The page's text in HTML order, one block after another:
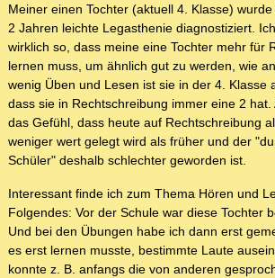
Meiner einen Tochter (aktuell 4. Klasse)
2 Jahren leichte Legasthenie diagnostiziert.
wirklich so, dass meine eine Tochter mehr für
lernen muss, um ähnlich gut zu werden, wie
wenig Üben und Lesen ist sie in der 4. Klasse
dass sie in Rechtschreibung immer eine 2 hat.
das Gefühl, dass heute auf Rechtschreibung
weniger wert gelegt wird als früher und der
Schüler" deshalb schlechter geworden ist.
Interessant finde ich zum Thema Hören und
Folgendes: Vor der Schule war diese Tochter
Und bei den Übungen habe ich dann erst
es erst lernen musste, bestimmte Laute
konnte z. B. anfangs die von anderen